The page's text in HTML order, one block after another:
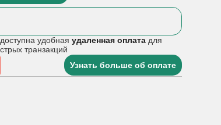
удобнаяудаленная оплата для
транзакций
Узнать больше об оплате